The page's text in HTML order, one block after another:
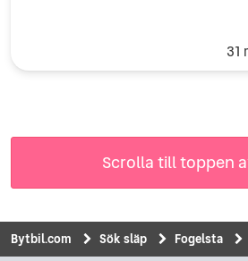
31
Scrolla till toppen
Bytbil.com Sök släp Fogelsta